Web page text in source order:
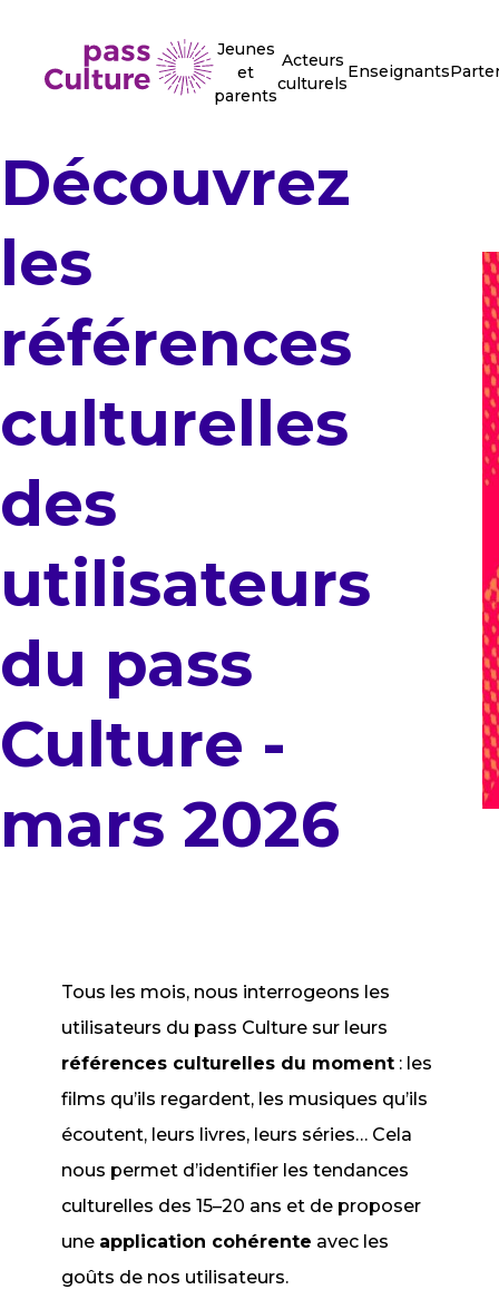
Jeunes
et
parents
Acteurs
culturels
Enseignants
Découvrez
les
références
culturelles
des
utilisateurs
du pass
Culture -
mars 2026
Tous les mois, nous interrogeons les
utilisateurs du pass Culture sur leurs
références culturelles du moment : les
films qu’ils regardent, les musiques qu’ils
écoutent, leurs livres, leurs séries… Cela
nous permet d’identifier les tendances
culturelles des 15–20 ans et de proposer
une application cohérente avec les
goûts de nos utilisateurs.